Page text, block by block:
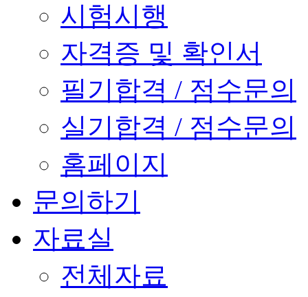
시험시행
자격증 및 확인서
필기합격 / 점수문의
실기합격 / 점수문의
홈페이지
문의하기
자료실
전체자료